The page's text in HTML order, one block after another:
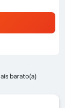
barato(a)